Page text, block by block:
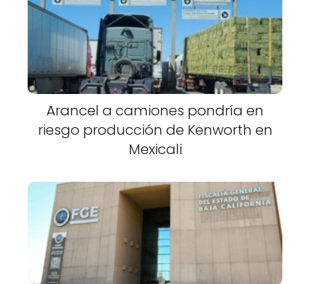
Arancel a camiones pondría en
riesgo producción de Kenworth en
Mexicali